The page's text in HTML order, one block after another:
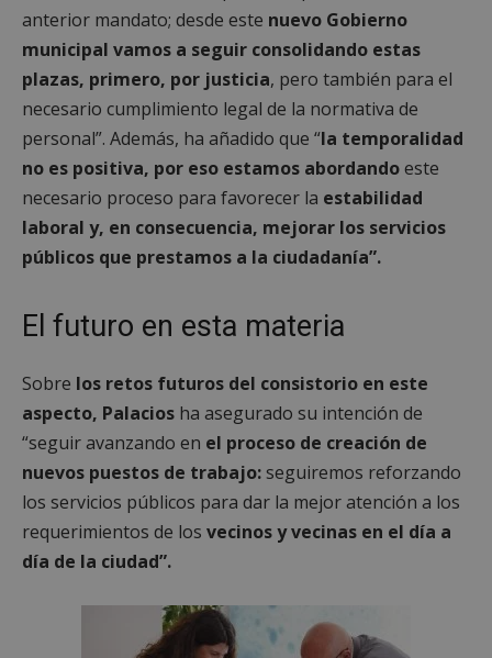
anterior mandato; desde este nuevo Gobierno
municipal vamos a seguir consolidando estas
plazas, primero, por justicia, pero también para el
necesario cumplimiento legal de la normativa de
personal”. Además, ha añadido que “la temporalidad
no es positiva, por eso estamos abordandoeste
necesario proceso para favorecer la estabilidad
laboral y, en consecuencia, mejorar los servicios
públicos que prestamos a la ciudadanía”.
El futuro en esta materia
Sobre los retos futuros del consistorio en este
aspecto, Palacios ha asegurado su intención de
“seguir avanzando en el proceso de creación de
nuevos puestos de trabajo:seguiremos reforzando
los servicios públicos para dar la mejor atención a los
requerimientos de los vecinos y vecinas en el día a
día de la ciudad”.